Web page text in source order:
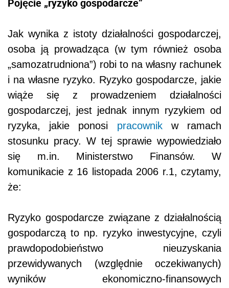
Pojęcie „ryzyko gospodarcze”
Jak wynika z istoty działalności gospodarczej,
osoba ją prowadząca (w tym również osoba
„samozatrudniona”) robi to na własny rachunek
i na własne ryzyko. Ryzyko gospodarcze, jakie
wiąże się z prowadzeniem działalności
gospodarczej, jest jednak innym ryzykiem od
ryzyka, jakie ponosi pracownikw ramach
stosunku pracy. W tej sprawie wypowiedziało
się m.in. Ministerstwo Finansów. W
komunikacie z 16 listopada 2006 r.1, czytamy,
że:
Ryzyko gospodarcze związane z działalnością
gospodarczą to np. ryzyko inwestycyjne, czyli
prawdopodobieństwo nieuzyskania
przewidywanych (względnie oczekiwanych)
wyników ekonomiczno-finansowych